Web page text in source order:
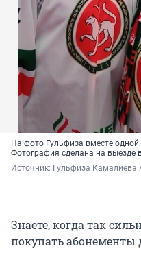
На фото Гульфиза вместе
Фотография сделана на выезде
Источник: Гульфиза Камалиева
Знаете, когда так
покупать